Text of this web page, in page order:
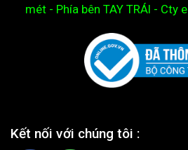
mét - Phía bên TAY TRÁI - Cty e
Kết nối với chúng tôi :